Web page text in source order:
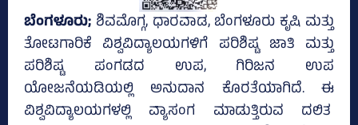
ಬೆಂಗಳೂರು; ಶಿವಮೊಗ್ಗ, ಧಾರವಾಡ, ಬೆಂಗಳೂರು ಕೃಷಿ ಮತ್ತು
ತೋಟಗಾರಿಕೆ ವಿಶ್ವವಿದ್ಯಾಲಯಗಳಿಗೆ ಪರಿಶಿಷ್ಟ ಜಾತಿ ಮತ್ತು
ಪರಿಶಿಷ್ಟ ಪಂಗಡದ ಉಪ, ಗಿರಿಜನ ಉಪ
ಯೋಜನೆಯಡಿಯಲ್ಲಿ ಅನುದಾನ ಕೊರತೆಯಾಗಿದೆ. ಈ
ವಿಶ್ವವಿದ್ಯಾಲಯಗಳಲ್ಲಿ ವ್ಯಾಸಂಗ ಮಾಡುತ್ತಿರುವ ದಲಿತ